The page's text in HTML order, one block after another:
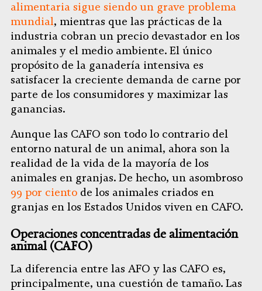
alimentaria sigue siendo un grave problema
mundial, mientras que las prácticas de la
industria cobran un precio devastador en los
animales y el medio ambiente. El único
propósito de la ganadería intensiva es
satisfacer la creciente demanda de carne por
parte de los consumidores y maximizar las
ganancias.
Aunque las CAFO son todo lo contrario del
entorno natural de un animal, ahora son la
realidad de la vida de la mayoría de los
animales en granjas. De hecho, un asombroso
99 por ciento de los animales criados en
granjas en los Estados Unidos viven en CAFO.
Operaciones concentradas de alimentación
animal (CAFO)
La diferencia entre las AFO y las CAFO es,
principalmente, una cuestión de tamaño. Las